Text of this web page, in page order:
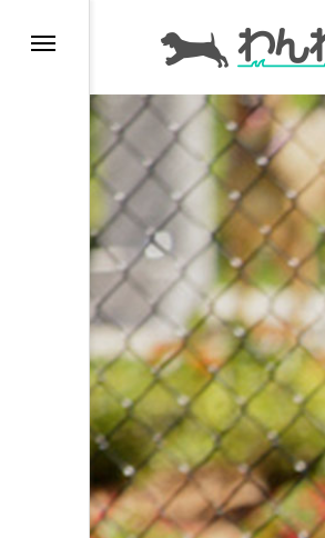
ドッグ
ドッグ
愛犬と
愛犬と
トリミ
動物病
コラム
インデックス